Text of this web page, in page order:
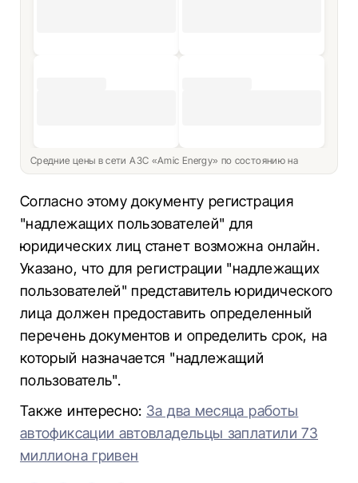
Средние цены в сети АЗС «Amic Energy» по состоянию на
Согласно этому документу регистрация
"надлежащих пользователей" для
юридических лиц станет возможна онлайн.
Указано, что для регистрации "надлежащих
пользователей" представитель юридического
лица должен предоставить определенный
перечень документов и определить срок, на
который назначается "надлежащий
пользователь".
Также интересно: За два месяца работы
автофиксации автовладельцы заплатили 73
миллиона гривен